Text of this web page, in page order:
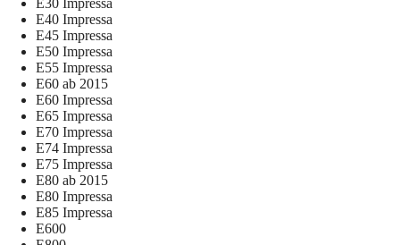
E30 Impressa
E40 Impressa
E45 Impressa
E50 Impressa
E55 Impressa
E60 ab 2015
E60 Impressa
E65 Impressa
E70 Impressa
E74 Impressa
E75 Impressa
E80 ab 2015
E80 Impressa
E85 Impressa
E600